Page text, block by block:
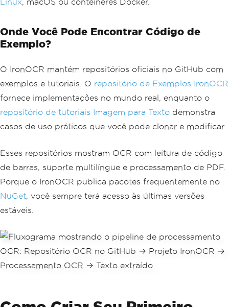
Linux, macOS ou contêineres Docker.
Onde Você Pode Encontrar Código de
Exemplo?
O IronOCR mantém repositórios oficiais no GitHub com
exemplos e tutoriais. O repositório de Exemplos IronOCR
fornece implementações no mundo real, enquanto o
repositório de tutoriais Imagem para Texto demonstra
casos de uso práticos que você pode clonar e modificar.
Esses repositórios mostram OCR com leitura de código
de barras, suporte multilíngue e processamento de PDF.
Porque o IronOCR publica pacotes frequentemente no
NuGet, você sempre terá acesso às últimas versões
estáveis.